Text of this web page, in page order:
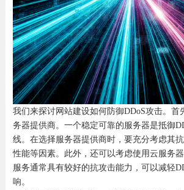
我们来探讨网站建设如何防御DDoS攻击。首
务器提供商。一个稳定可靠的服务器是抵御
线。在选择服务器提供商时，要充分考虑其
性能等因素。此外，还可以考虑使用云服务
服务通常具有较好的抗攻击能力，可以减轻
响。